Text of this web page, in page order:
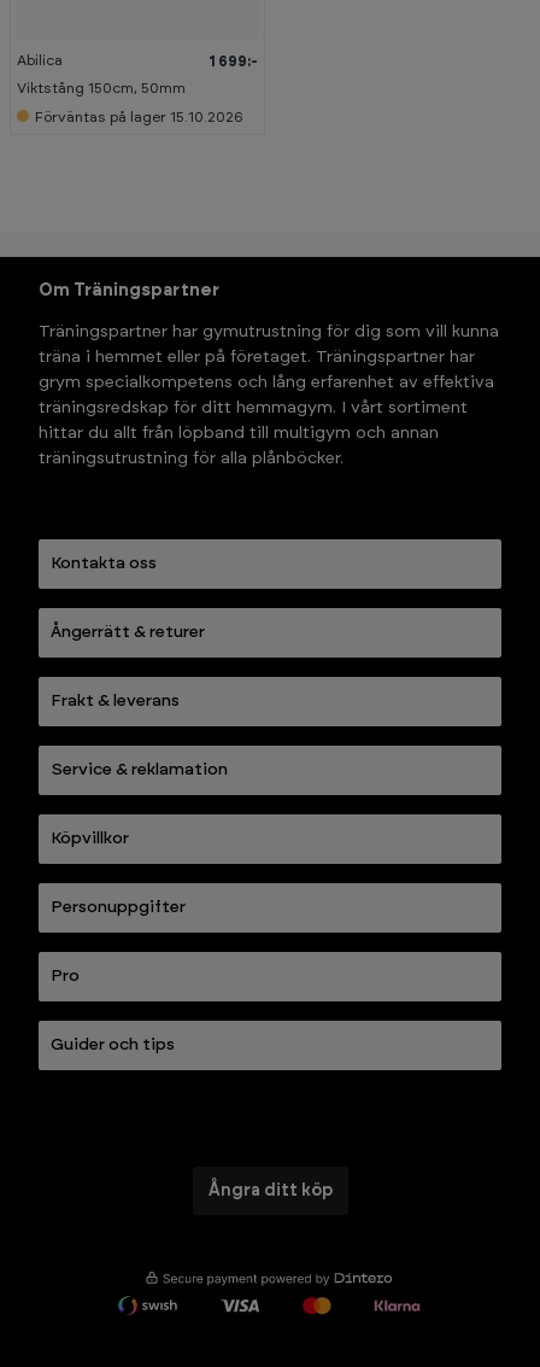
Abilica
Viktstång 150cm, 50mm
1 699:-
Förväntas på lager 15.10.2026
Om Träningspartner
Träningspartner har gymutrustning för dig som vill kunna
träna i hemmet eller på företaget. Träningspartner har
grym specialkompetens och lång erfarenhet av effektiva
träningsredskap för ditt hemmagym. I vårt sortiment
hittar du allt från löpband till multigym och annan
träningsutrustning för alla plånböcker.
Kontakta oss
Ångerrätt & returer
Frakt & leverans
Service & reklamation
Köpvillkor
Personuppgifter
Pro
Guider och tips
Ångra ditt köp